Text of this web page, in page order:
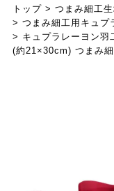
トップ つまみ細工
つまみ細工用キュプ
キュプラレーヨン
(約21×30cm) つまみ細